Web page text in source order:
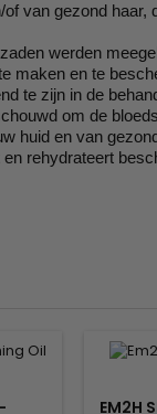
van gezond haar,
werden
maken en te
te zijn in de
om de
huid en van
rehydrateert
EM2H